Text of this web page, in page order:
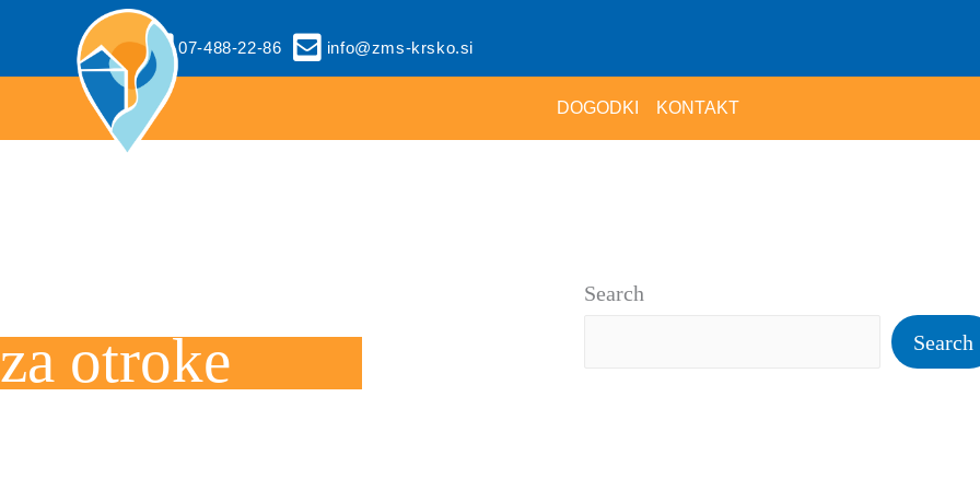
07-488-22-86 info@zms-krsko.si
DOGODKI KONTAKT
otroke
Search
Search